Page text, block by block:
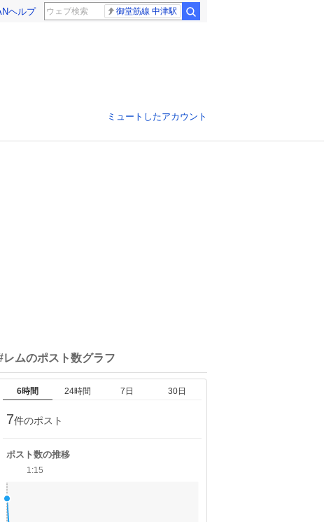
ヘルプ 御堂筋線 中津駅
ミュートしたアカウント
レムのポスト数グラフ
6時間 24時間 7日 30日
7件のポスト
ポスト数の推移
1:15